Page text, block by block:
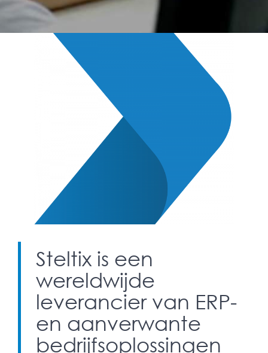
Steltix is een
wereldwijde
leverancier van ERP-
en aanverwante
bedrijfsoplossingen